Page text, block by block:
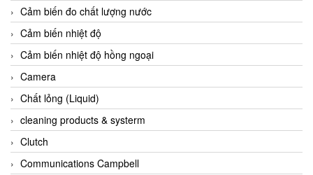
AIR MAJOR
Aira Euro Automation
Airtac Vietnam
Airtec Vietnam
AI-Tek Vietnam
Akerstroms Viet Nam
AKO Armaturen & Separationstechnik
AKO Armaturen & Separationstechnik Vietnam
Cảm biến đo chất lượng nước
Cảm biến nhiệt độ
Cảm biến nhiệt độ hồng ngoại
Camera
Chất lỏng (Liquid)
cleaning products & systerm
Clutch
Communications Campbell